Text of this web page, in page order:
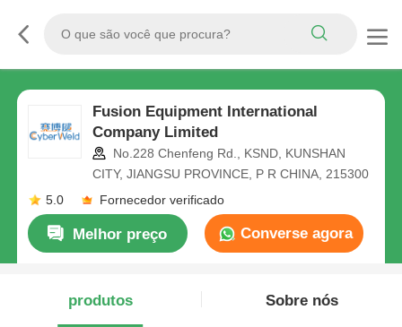
Fusion Equipment International
Company Limited
No.228 Chenfeng Rd., KSND, KUNSHAN
CITY, JIANGSU PROVINCE, P R CHINA, 215300
5.0
Fornecedor verificado
Melhor preço Converse agora
produtos Sobre nós